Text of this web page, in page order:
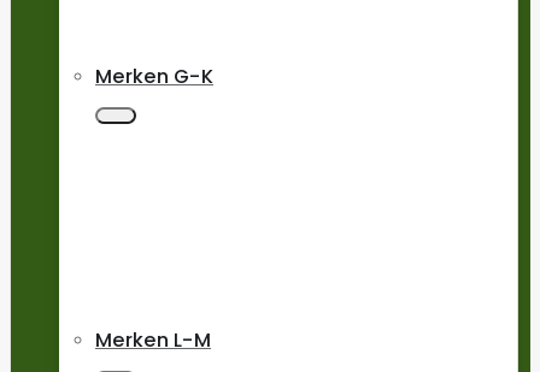
Merken G-K
Merken L-M